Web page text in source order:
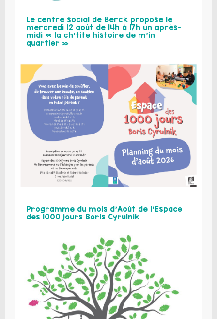
Le centre social de Berck propose le
mercredi 12 août de 14h à 17h un après-
midi « la ch’tite histoire de m’in
quartier »
Programme du mois d’Août de l’Espace
des 1000 jours Boris Cyrulnik